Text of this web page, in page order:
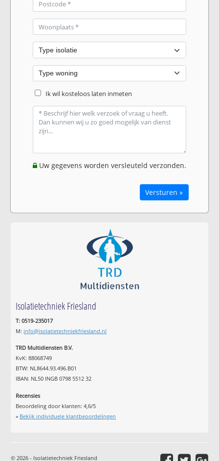
Ik wil kosteloos laten inmeten
Uw gegevens worden versleuteld verzonden.
Versturen »
Isolatietechniek Friesland
T: 0519-235017
M: info@isolatietechniekfriesland.nl
TRD Multidiensten B.V.
KvK: 88068749
BTW: NL8644.93.496.B01
IBAN: NL50 INGB 0798 5512 32
Recensies
Beoordeling door klanten:4,6/5
» Bekijk individuele klantbeoordelingen
© 2026 - Isolatietechniek Friesland